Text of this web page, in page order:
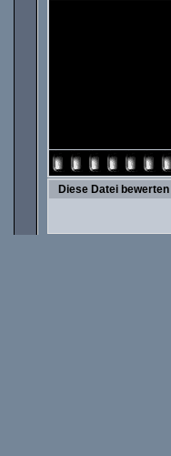
Diese Datei bewerten